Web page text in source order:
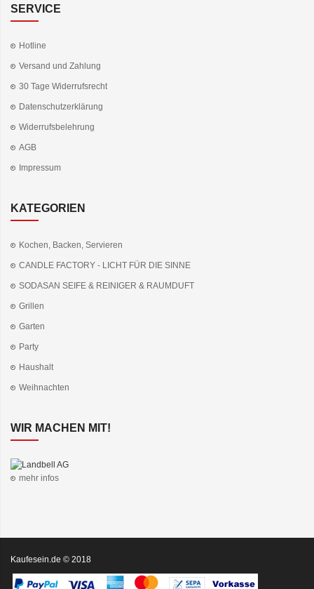
SERVICE
Hotline
Versand und Zahlung
30 Tage Widerrufsrecht
Datenschutzerklärung
Widerrufsbelehrung
AGB
Impressum
KATEGORIEN
Kochen, Backen, Servieren
CANDLE FACTORY - LICHT FÜR DIE SINNE
SODASAN SEIFE & REINIGER & RAUMDUFT
Grillen
Garten
Party
Haushalt
Weihnachten
WIR MACHEN MIT!
mehr infos
Kaufesein.de © 2018